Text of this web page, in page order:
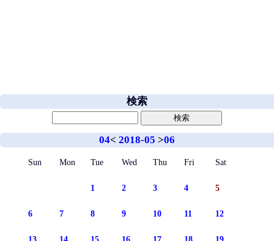
検索
04< 2018-05 >06
Sun Mon Tue Wed Thu Fri Sat
1 2 3 4 5
6 7 8 9 10 11 12